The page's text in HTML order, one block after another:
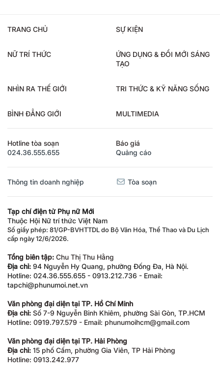
TRANG CHỦ SỰ KIỆN
NỮ TRÍ THỨC
ỨNG DỤNG & ĐỔI MỚI SÁNG
TẠO
NHÌN RA THẾ GIỚI TRI THỨC & KỸ NĂNG SỐNG
BÌNH ĐẲNG GIỚI MULTIMEDIA
Hotline tòa soạn
024.36.555.655
Báo giá
Quảng cáo
Thông tin doanh nghiệp Tòa soạn
Tạp chí điện tử Phụ nữ Mới
Thuộc Hội Nữ trí thức Việt Nam
Số giấy phép: 81/GP-BVHTTDL do Bộ Văn Hóa, Thể Thao và Du Lịch
cấp ngày 12/6/2026.
Tổng biên tập: Chu Thị Thu Hằng
Địa chỉ: 94 Nguyễn Hy Quang, phường Đống Đa, Hà Nội.
Hotline: 024.36.555.655 - 0913.212.736 - Email:
tapchi@phunumoi.net.vn
Văn phòng đại diện tại TP. Hồ Chí Minh
Địa chỉ: Số 7-9 Nguyễn Bỉnh Khiêm, phường Sài Gòn, TP.HCM
Hotline: 0919.797.579 - Email: phunumoihcm@gmail.com
Văn phòng đại diện tại TP. Hải Phòng
Địa chỉ: 15 phố Cấm, phường Gia Viên, TP Hải Phòng
Hotline: 0913.242.977